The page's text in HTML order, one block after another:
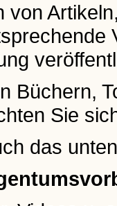
von
Büchern,
Sie
das